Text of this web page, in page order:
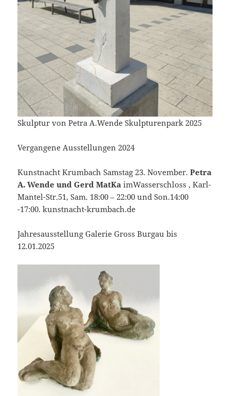
Skulptur von Petra A.Wende Skulpturenpark 2025
Vergangene Ausstellungen 2024
Kunstnacht Krumbach Samstag 23. November.Petra
A. Wende und Gerd MatKaimWasserschloss , Karl-
Mantel-Str.51, Sam. 18:00 – 22:00 und Son.14:00
-17:00. kunstnacht-krumbach.de
Jahresausstellung Galerie Gross Burgau bis
12.01.2025